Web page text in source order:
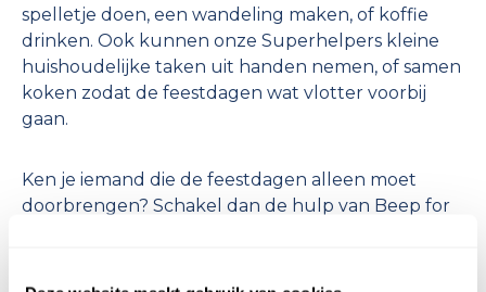
spelletje doen, een wandeling maken, of koffie
drinken. Ook kunnen onze Superhelpers kleine
huishoudelijke taken uit handen nemen, of samen
koken zodat de feestdagen wat vlotter voorbij
gaan.
Ken je iemand die de feestdagen alleen moet
doorbrengen? Schakel dan de hulp van Beep for